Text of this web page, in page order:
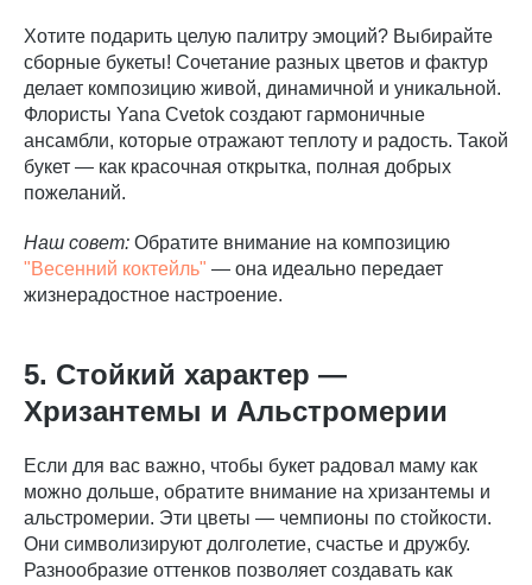
Хотите подарить целую палитру эмоций? Выбирайте
сборные букеты! Сочетание разных цветов и фактур
делает композицию живой, динамичной и уникальной.
Флористы Yana Cvetok создают гармоничные
ансамбли, которые отражают теплоту и радость. Такой
букет — как красочная открытка, полная добрых
пожеланий.
Наш совет: Обратите внимание на композицию
"Весенний коктейль" — она идеально передает
жизнерадостное настроение.
5. Стойкий характер —
Хризантемы и Альстромерии
Если для вас важно, чтобы букет радовал маму как
можно дольше, обратите внимание на хризантемы и
альстромерии. Эти цветы — чемпионы по стойкости.
Они символизируют долголетие, счастье и дружбу.
Разнообразие оттенков позволяет создавать как